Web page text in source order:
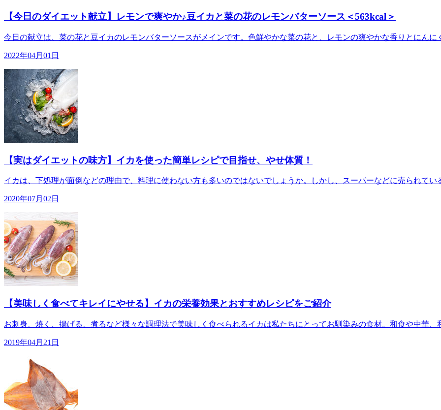
【今日のダイエット献立】レモンで爽やか♪豆イカと菜の花のレモンバターソース＜563kcal＞
今日の献立は、菜の花と豆イカのレモンバターソースがメインです。色鮮やかな菜の花と、レモンの爽やかな香りとにんに
2022年04月01日
【実はダイエットの味方】イカを使った簡単レシピで目指せ、やせ体質！
イカは、下処理が面倒などの理由で、料理に使わない方も多いのではないでしょうか。しかし、スーパーなどに売られてい
2020年07月02日
【美味しく食べてキレイにやせる】イカの栄養効果とおすすめレシピをご紹介
お刺身、焼く、揚げる、煮るなど様々な調理法で美味しく食べられるイカは私たちにとってお馴染みの食材。和食や中華、
2019年04月21日